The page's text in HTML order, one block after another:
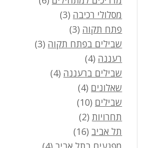
מסלולי רכיבה (3)
פתח תקוה (3)
שבילים בפתח תקוה (3)
רעננה (4)
שבילים ברעננה (4)
שאלונים (4)
שבילים (10)
תחרויות(2)
תל אביב (16)